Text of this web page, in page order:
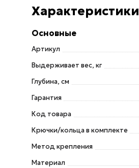
Характеристики
Основные
Артикул
Выдерживает вес, кг
Глубина, см
Гарантия
Код товара
Крючки/кольца в комплекте
Метод крепления
Материал